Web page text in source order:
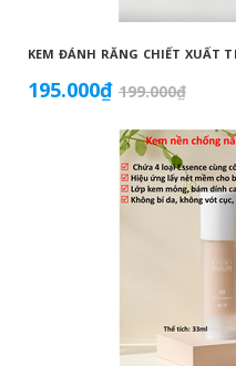
195.000₫ 199.000₫